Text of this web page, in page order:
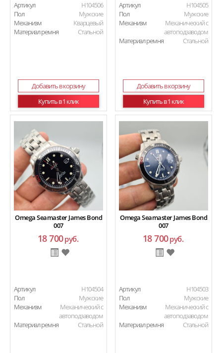
Артикул
H104506
Пол
Мужские
Механизм
Кварцевый
Материал ремня
Стальной
Добавить в корзину
Купить в 1 клик
Артикул
H104505
Пол
Мужские
Механизм
Механический с
автоподзаводом
Материал ремня
Стальной
Добавить в корзину
Купить в 1 клик
Omega Seamaster James Bond
007
18 700руб.
Артикул
H104504
Пол
Мужские
Механизм
Механический с
автоподзаводом
Материал ремня
Стальной
Omega Seamaster James Bond
007
18 700руб.
Артикул
H104503
Пол
Мужские
Механизм
Механический с
автоподзаводом
Материал ремня
Стальной